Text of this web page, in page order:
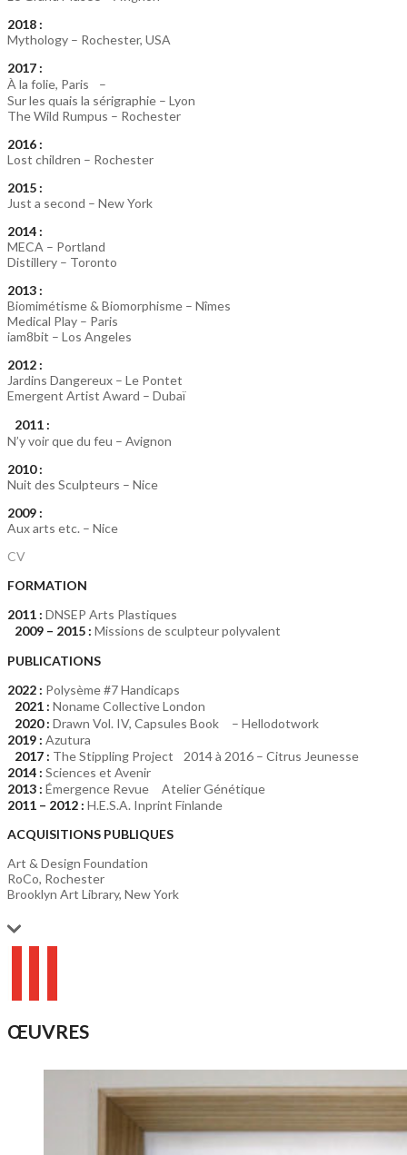
2018 :
Mythology – Rochester, USA
2017 :
À la folie, Paris –
Sur les quais la sérigraphie – Lyon
The Wild Rumpus – Rochester
2016 :
Lost children – Rochester
2015 :
Just a second – New York
2014 :
MECA – Portland
Distillery – Toronto
2013 :
Biomimétisme & Biomorphisme – Nîmes
Medical Play – Paris
iam8bit – Los Angeles
2012 :
Jardins Dangereux – Le Pontet
Emergent Artist Award – Dubaï
2011 :
N’y voir que du feu – Avignon
2010 :
Nuit des Sculpteurs – Nice
2009 :
Aux arts etc. – Nice
CV
FORMATION
2011 : DNSEP Arts Plastiques
2009 – 2015 : Missions de sculpteur polyvalent
PUBLICATIONS
2022 : Polysème #7 Handicaps
2021 : Noname Collective London
2020 : Drawn Vol. IV, Capsules Book – Hellodotwork
2019 : Azutura
2017 : The Stippling Project 2014 à 2016 – Citrus Jeunesse
2014 : Sciences et Avenir
2013 : Émergence Revue Atelier Génétique
2011 – 2012 : H.E.S.A. Inprint Finlande
ACQUISITIONS PUBLIQUES
Art & Design Foundation
RoCo, Rochester
Brooklyn Art Library, New York
ŒUVRES